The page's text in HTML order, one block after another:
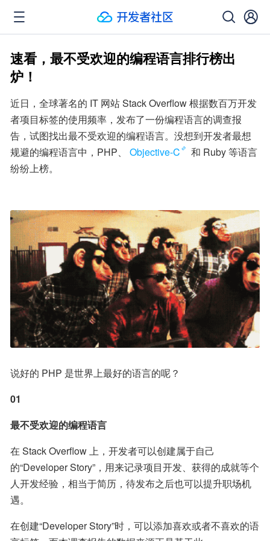
速看，最不受欢迎的编程语言排行榜出
炉！
近日，全球著名的 IT 网站 Stack Overflow 根据数百万开发
者项目标签的使用频率，发布了一份编程语言的调查报
告，试图找出最不受欢迎的编程语言。没想到开发者最想
规避的编程语言中，PHP、
Objective-C
和 Ruby 等语言
纷纷上榜。
说好的 PHP 是世界上最好的语言的呢？
01
最不受欢迎的编程语言
在 Stack Overflow 上，开发者可以创建属于自己
的“Developer Story”，用来记录项目开发、获得的成就等个
人开发经验，相当于简历，待发布之后也可以提升职场机
遇。
在创建“Developer Story”时，可以添加喜欢或者不喜欢的语